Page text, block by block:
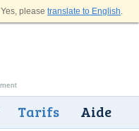
Yes, please translate to English.
Tarifs Aide